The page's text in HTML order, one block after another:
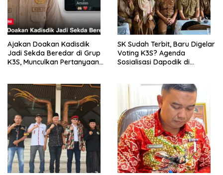
Ajakan Doakan Kadisdik
Jadi Sekda Beredar di Grup
K3S, Munculkan Pertanyaan
SK Sudah Terbit, Baru Digelar
Voting K3S? Agenda
Sosialisasi Dapodik di